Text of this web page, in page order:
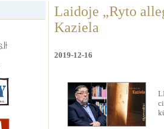
Laidoje „Ryto
Kaziela
2019-12-16